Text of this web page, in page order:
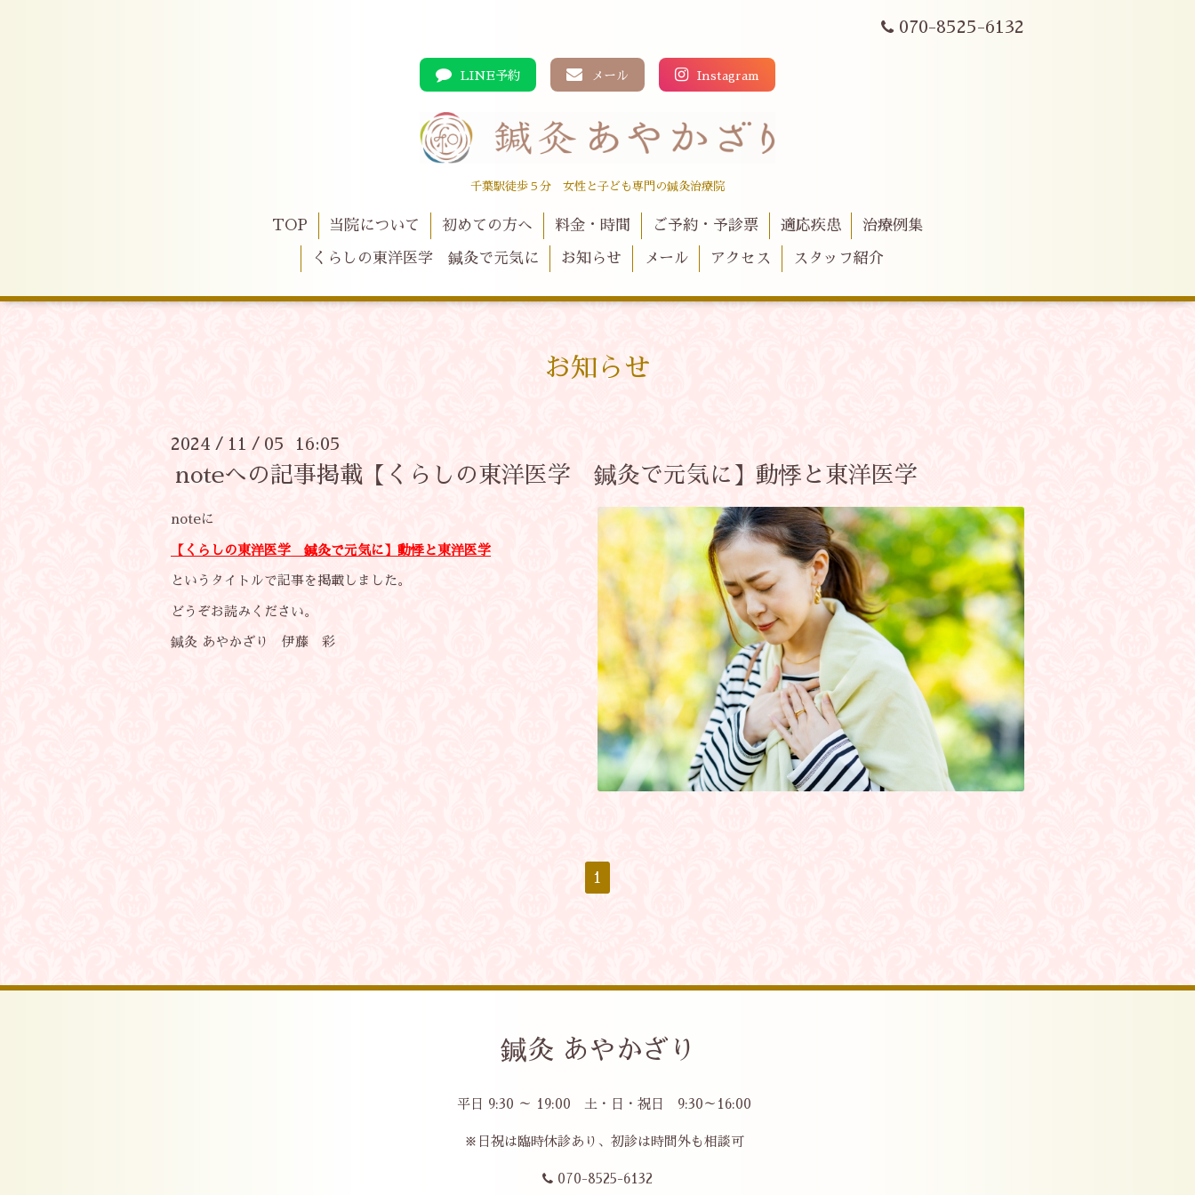
070-8525-6132
LINE予約 メール Instagram
千葉駅徒歩５分 女性と子ども専門の鍼灸治療院
TOP 当院について 初めての方へ 料金・時間 ご予約・予診票 適応疾患 治療例集
くらしの東洋医学 鍼灸で元気に お知らせ メール アクセス スタッフ紹介
お知らせ
2024 / 11 / 05 16:05
noteへの記事掲載【くらしの東洋医学 鍼灸で元気に】動悸と東洋医学
noteに
【くらしの東洋医学 鍼灸で元気に】動悸 と東洋医学
というタイトルで記事を掲載しました。
どうぞお読みください。
鍼灸 あやかざり 伊藤 彩
1
鍼灸 あやかざり
平日 9:30 ～ 19:00 土・日・祝日 9:30～16:00
※日祝は臨時休診あり、初診は時間外も相談可
070-8525-6132